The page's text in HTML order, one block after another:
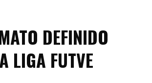
DEFINIDO
LIGA FUTVE